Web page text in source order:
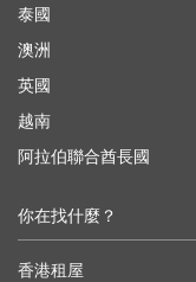
泰國
澳洲
英國
越南
阿拉伯聯合酋長國
你在找什麼？
香港租屋